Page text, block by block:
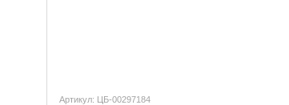
Артикул: ЦБ-00297184